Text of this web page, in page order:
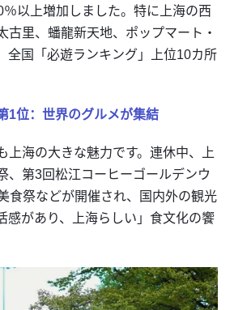
以上増加しました。特に上海の西
古里、蟠龍新天地、ポップマート・
全国「必遊ランキング」上位10カ所
1位：世界のグルメが集結
上海の大きな魅力です。連休中、上
、第3回松江コーヒーゴールデンウ
食祭などが開催され、国内外の観光
感があり、上海らしい」食文化の饗